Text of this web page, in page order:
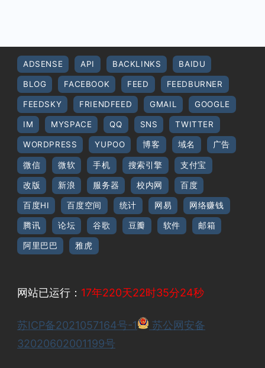
ADSENSE API BACKLINKS BAIDU
BLOG FACEBOOK FEED FEEDBURNER
FEEDSKY FRIENDFEED GMAIL GOOGLE
IM MYSPACE QQ SNS TWITTER
WORDPRESS YUPOO 博客 域名 广告
微信 微软 手机 搜索引擎 支付宝
改版 新浪 服务器 校内网 百度
百度HI 百度空间 统计 网易 网络赚钱
腾讯 论坛 谷歌 豆瓣 软件 邮箱
阿里巴巴 雅虎
网站已运行： 17年220天22时35分24秒
苏ICP备2021057164号-1
苏公网安备
32020602001199号